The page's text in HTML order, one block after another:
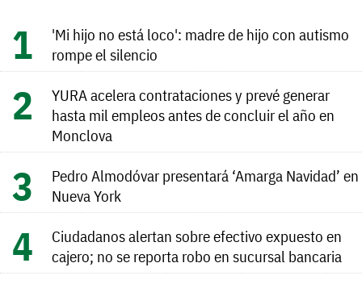
'Mi hijo no está loco': madre de hijo con autismo
rompe el silencio
YURA acelera contrataciones y prevé generar
hasta mil empleos antes de concluir el año en
Monclova
Pedro Almodóvar presentará ‘Amarga Navidad’ en
Nueva York
Ciudadanos alertan sobre efectivo expuesto en
cajero; no se reporta robo en sucursal bancaria